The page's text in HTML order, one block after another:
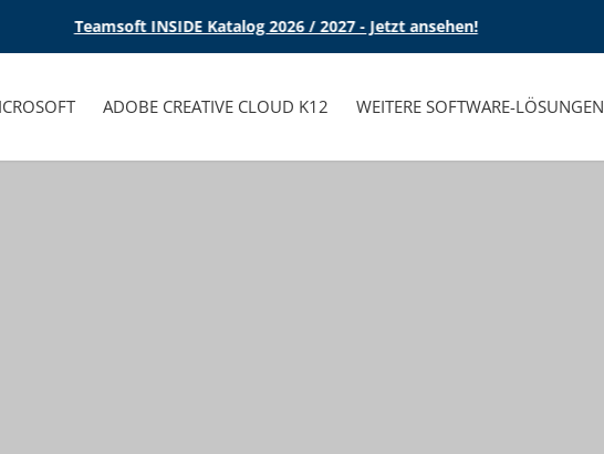
ADOBE CREATIVE CLOUD K12 WEITERE SOFTWARE-LÖSUNGEN
Teamsoft INSIDE Katalog 2026 / 2027 - Jetzt ansehen!